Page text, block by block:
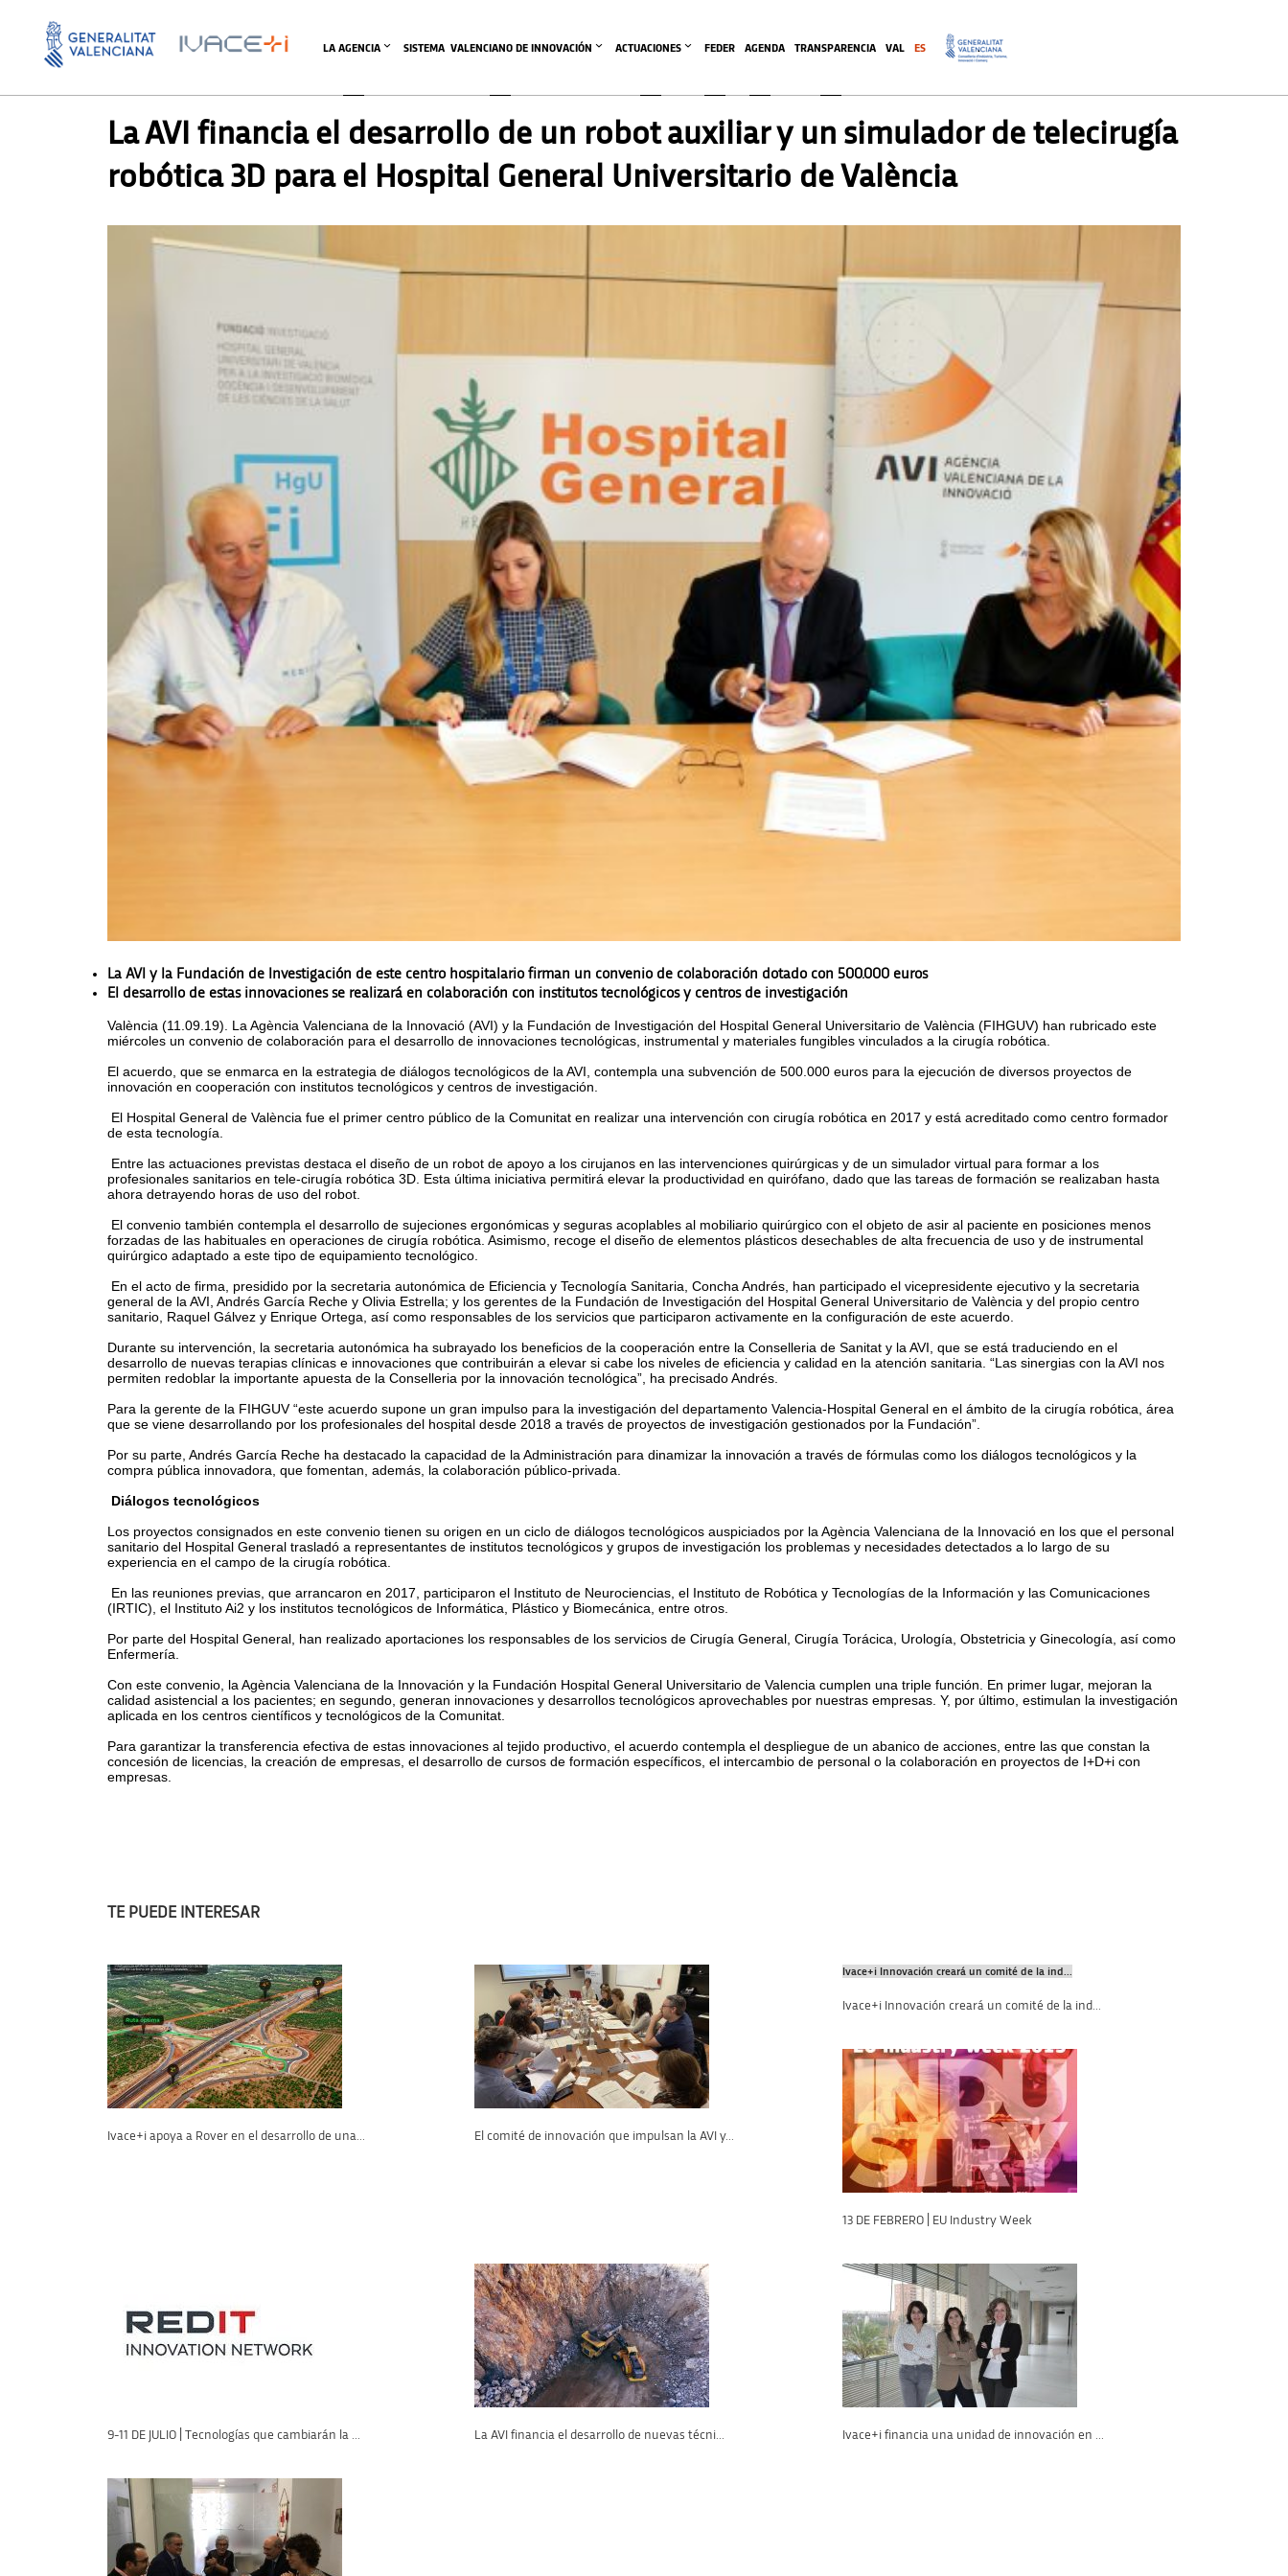
LA AGENCIA SISTEMA  VALENCIANO DE INNOVACIÓN ACTUACIONES FEDER AGENDA TRANSPARENCIA .
VAL ES
PRENSA SIN CATEGORIZAR
La AVI financia el desarrollo de un robot auxiliar y un simulador de telecirugía
robótica 3D para el Hospital General Universitario de València
La AVI y la Fundación de Investigación de este centro hospitalario firman un convenio de colaboración dotado con 500.000 euros
El desarrollo de estas innovaciones se realizará en colaboración con institutos tecnológicos y centros de investigación
València (11.09.19). La Agència Valenciana de la Innovació (AVI) y la Fundación de Investigación del Hospital General Universitario de València (FIHGUV) han rubricado este
miércoles un convenio de colaboración para el desarrollo de innovaciones tecnológicas, instrumental y materiales fungibles vinculados a la cirugía robótica.
El acuerdo, que se enmarca en la estrategia de diálogos tecnológicos de la AVI, contempla una subvención de 500.000 euros para la ejecución de diversos proyectos de
innovación en cooperación con institutos tecnológicos y centros de investigación.
El Hospital General de València fue el primer centro público de la Comunitat en realizar una intervención con cirugía robótica en 2017 y está acreditado como centro formador
de esta tecnología.
Entre las actuaciones previstas destaca el diseño de un robot de apoyo a los cirujanos en las intervenciones quirúrgicas y de un simulador virtual para formar a los
profesionales sanitarios en tele-cirugía robótica 3D. Esta última iniciativa permitirá elevar la productividad en quirófano, dado que las tareas de formación se realizaban hasta
ahora detrayendo horas de uso del robot.
El convenio también contempla el desarrollo de sujeciones ergonómicas y seguras acoplables al mobiliario quirúrgico con el objeto de asir al paciente en posiciones menos
forzadas de las habituales en operaciones de cirugía robótica. Asimismo, recoge el diseño de elementos plásticos desechables de alta frecuencia de uso y de instrumental
quirúrgico adaptado a este tipo de equipamiento tecnológico.
En el acto de firma, presidido por la secretaria autonómica de Eficiencia y Tecnología Sanitaria, Concha Andrés, han participado el vicepresidente ejecutivo y la secretaria
general de la AVI, Andrés García Reche y Olivia Estrella; y los gerentes de la Fundación de Investigación del Hospital General Universitario de València y del propio centro
sanitario, Raquel Gálvez y Enrique Ortega, así como responsables de los servicios que participaron activamente en la configuración de este acuerdo.
Durante su intervención, la secretaria autonómica ha subrayado los beneficios de la cooperación entre la Conselleria de Sanitat y la AVI, que se está traduciendo en el
desarrollo de nuevas terapias clínicas e innovaciones que contribuirán a elevar si cabe los niveles de eficiencia y calidad en la atención sanitaria. “Las sinergias con la AVI nos
permiten redoblar la importante apuesta de la Conselleria por la innovación tecnológica”, ha precisado Andrés.
Para la gerente de la FIHGUV “este acuerdo supone un gran impulso para la investigación del departamento Valencia-Hospital General en el ámbito de la cirugía robótica, área
que se viene desarrollando por los profesionales del hospital desde 2018 a través de proyectos de investigación gestionados por la Fundación”.
Por su parte, Andrés García Reche ha destacado la capacidad de la Administración para dinamizar la innovación a través de fórmulas como los diálogos tecnológicos y la
compra pública innovadora, que fomentan, además, la colaboración público-privada.
Diálogos tecnológicos
Los proyectos consignados en este convenio tienen su origen en un ciclo de diálogos tecnológicos auspiciados por la Agència Valenciana de la Innovació en los que el personal
sanitario del Hospital General trasladó a representantes de institutos tecnológicos y grupos de investigación los problemas y necesidades detectados a lo largo de su
experiencia en el campo de la cirugía robótica.
En las reuniones previas, que arrancaron en 2017, participaron el Instituto de Neurociencias, el Instituto de Robótica y Tecnologías de la Información y las Comunicaciones
(IRTIC), el Instituto Ai2 y los institutos tecnológicos de Informática, Plástico y Biomecánica, entre otros.
Por parte del Hospital General, han realizado aportaciones los responsables de los servicios de Cirugía General, Cirugía Torácica, Urología, Obstetricia y Ginecología, así como
Enfermería.
Con este convenio, la Agència Valenciana de la Innovación y la Fundación Hospital General Universitario de Valencia cumplen una triple función. En primer lugar, mejoran la
calidad asistencial a los pacientes; en segundo, generan innovaciones y desarrollos tecnológicos aprovechables por nuestras empresas. Y, por último, estimulan la investigación
aplicada en los centros científicos y tecnológicos de la Comunitat.
Para garantizar la transferencia efectiva de estas innovaciones al tejido productivo, el acuerdo contempla el despliegue de un abanico de acciones, entre las que constan la
concesión de licencias, la creación de empresas, el desarrollo de cursos de formación específicos, el intercambio de personal o la colaboración en proyectos de I+D+i con
empresas.
TE PUEDE INTERESAR
Ivace+i apoya a Rover en el desarrollo de una... El comité de innovación que impulsan la AVI y...
Ivace+i Innovación creará un comité de la ind...
Ivace+i Innovación creará un comité de la ind...
13 DE FEBRERO | EU Industry Week
9-11 DE JULIO | Tecnologías que cambiarán la ... La AVI financia el desarrollo de nuevas técni... Ivace+i financia una unidad de innovación en ...